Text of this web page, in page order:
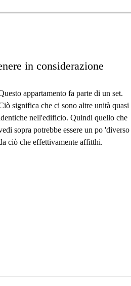
in considerazione
appartamento fa parte di un set.
significa che ci sono altre unità quasi
nell'edificio. Quindi quello che
sopra potrebbe essere un po 'diverso
ciò che effettivamente affitthi.